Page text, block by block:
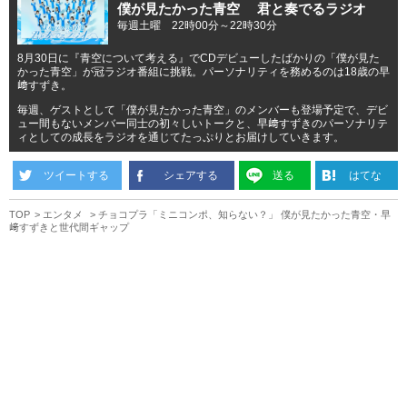
僕が見たかった青空 君と奏でるラジオ
毎週土曜 22時00分～22時30分
8月30日に『青空について考える』でCDデビューしたばかりの「僕が見た
かった青空」が冠ラジオ番組に挑戦。パーソナリティを務めるのは18歳の早
﨑すずき。
毎週、ゲストとして「僕が見たかった青空」のメンバーも登場予定で、デビ
ュー間もないメンバー同士の初々しいトークと、早﨑すずきのパーソナリテ
ィとしての成長をラジオを通じてたっぷりとお届けしていきます。
ツイートする シェアする 送る はてな
TOP エンタメ
チョコプラ「ミニコンポ、知らない？」 僕が見たかった青空・早
﨑すずきと世代間ギャップ